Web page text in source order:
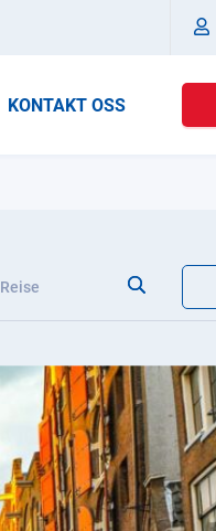
KONTAKT OSS
Reise